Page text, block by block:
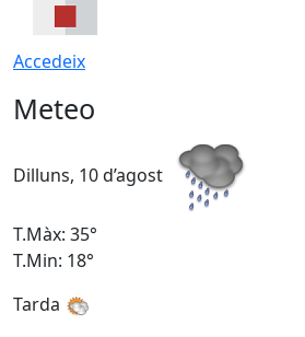
Accedeix
Meteo
Dilluns, 10 d’agost
T.Màx: 35°
T.Min: 18°
Tarda